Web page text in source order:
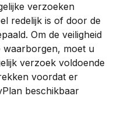
verzoeken
redelijk is of door de
Om de veiligheid
waarborgen, moet u
verzoek voldoende
voordat er
beschikbaar